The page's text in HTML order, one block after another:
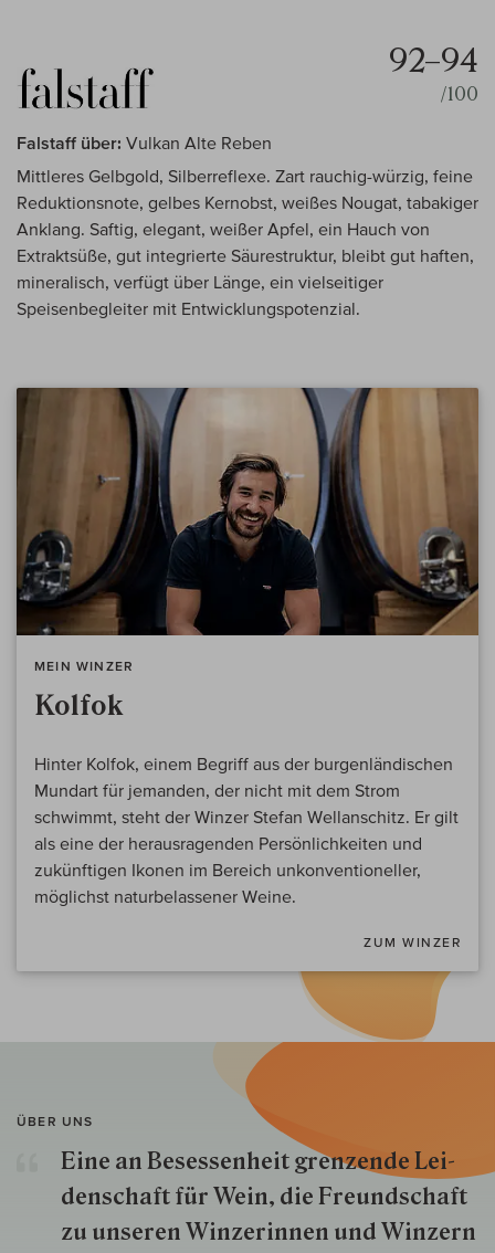
92–94
/100
Falstaff über: Vulkan Alte Reben
Mittleres Gelbgold, Silberreflexe. Zart rauchig-würzig, feine
Reduktionsnote, gelbes Kernobst, weißes Nougat, tabakiger
Anklang. Saftig, elegant, weißer Apfel, ein Hauch von
Extraktsüße, gut integrierte Säurestruktur, bleibt gut haften,
mineralisch, verfügt über Länge, ein vielseitiger
Speisenbegleiter mit Entwicklungspotenzial.
MEIN WINZER
Kolfok
Hinter Kolfok, einem Begriff aus der burgenländischen
Mundart für jemanden, der nicht mit dem Strom
schwimmt, steht der Winzer Stefan Wellanschitz. Er gilt
als eine der herausragenden Persönlichkeiten und
zukünftigen Ikonen im Bereich unkonventioneller,
möglichst naturbelassener Weine.
ZUM WINZER
ÜBER UNS
Eine an Besessenheit gren­zende Lei­
den­schaft für Wein, die Freund­schaft
zu unseren Win­zer­innen und Win­zern